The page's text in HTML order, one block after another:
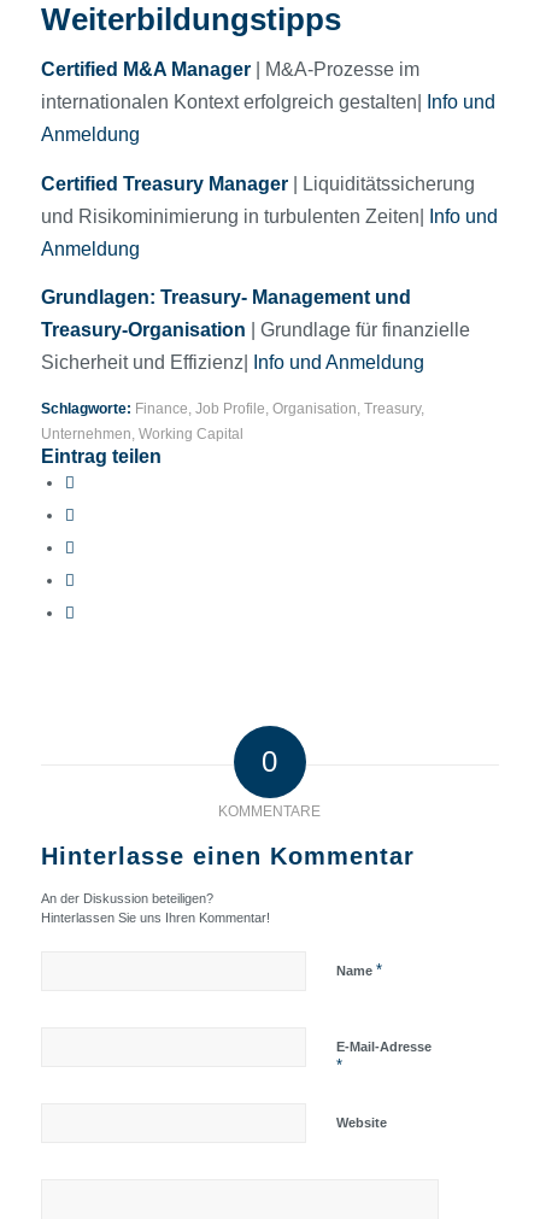
Weiterbildungstipps
Certified M&A Manager| M&A-Prozesse im
internationalen Kontext erfolgreich gestalten|
Info und
Anmeldung
Certified Treasury Manager| Liquiditätssicherung
und Risikominimierung in turbulenten Zeiten|
Info und
Anmeldung
Grundlagen: Treasury- Management und
Treasury-Organisation
| Grundlage für finanzielle
Sicherheit und Effizienz|
Info und Anmeldung
Schlagworte: Finance Job Profile Organisation Treasury,
Unternehmen Working Capital
Eintrag teilen
0
KOMMENTARE
Hinterlasse einen Kommentar
An der Diskussion beteiligen?
Hinterlassen Sie uns Ihren Kommentar!
Name *
E-Mail-Adresse
*
Website